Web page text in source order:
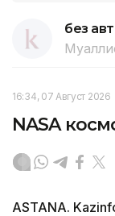
без
16:34, 07 Август 2026
NASA
ASTANA.